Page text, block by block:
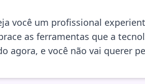
você um profissional
as ferramentas que a
agora, e você não vai querer